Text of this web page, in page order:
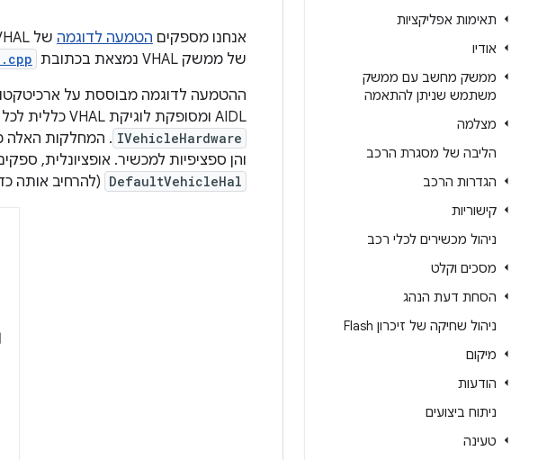
תאימות אפליקציות
אודיו
ממשק מחשב עם ממשק
משתמש שניתן להתאמה
מצלמה
הליבה של מסגרת הרכב
הגדרות הרכב
קישוריות
ניהול מכשירים לכלי רכב
מסכים וקלט
הסחת דעת הנהג
ניהול שחיקה של זיכרון Flash
מיקום
הודעות
ניתוח ביצועים
טעינה
אנחנו מספקים הטמעה לדוגמה של AIDL VHAL. ה-thread הראשי של השירות מיושם ב-
של ממשק VHAL נמצאת בכתובת
ההטמעה לדוגמה מבוססת על
AIDL ומסופקת לוגיקת VHAL כללית לכל מכשירי החומרה. בשכבה התחתונה,
IVehicleHardware
והן ספציפיות למכשיר. אופציונלית,
DefaultVehicleHal (להרחיב אותה